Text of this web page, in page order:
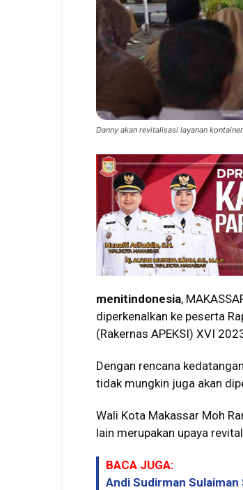
Danny akan revitalisasi layanan
menitindonesia,
diperkenalkan ke peserta
(Rakernas APEKSI) XVI
Dengan rencana
tidak mungkin juga akan
Wali Kota Makassar Moh
lain merupakan upaya
BACA JUGA:
Andi Sudirman